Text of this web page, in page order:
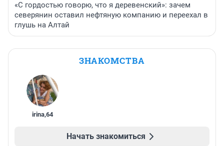
«С гордостью говорю, что я деревенский»: зачем
северянин оставил нефтяную компанию и переехал в
глушь на Алтай
ЗНАКОМСТВА
irina,64
Начать знакомиться